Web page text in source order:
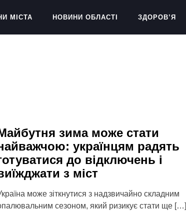
МІСТА НОВИНИ ОБЛАСТІ ЗДОРОВ’Я
зима може стати
українцям радять
до відключень і
з міст
може зіткнутися з надзвичайно складним
сезоном, який ризикує стати ще […]